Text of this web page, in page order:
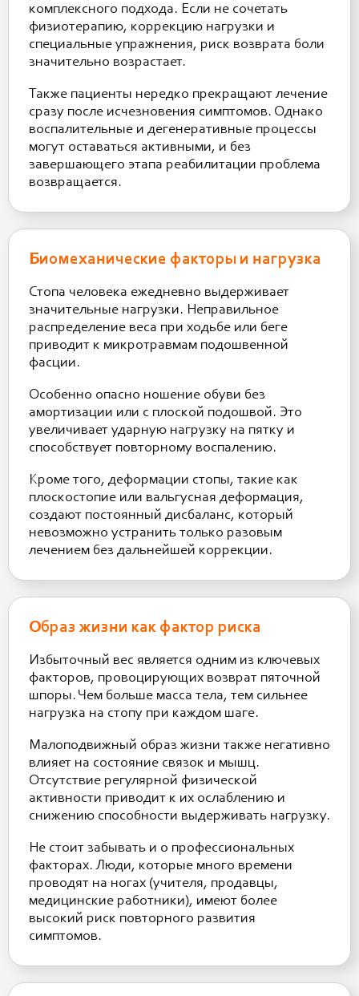
комплексного подхода. Если не сочетать
физиотерапию, коррекцию нагрузки и
специальные упражнения, риск возврата боли
значительно возрастает.
Также пациенты нередко прекращают лечение
сразу после исчезновения симптомов. Однако
воспалительные и дегенеративные процессы
могут оставаться активными, и без
завершающего этапа реабилитации проблема
возвращается.
Биомеханические факторы и нагрузка
Стопа человека ежедневно выдерживает
значительные нагрузки. Неправильное
распределение веса при ходьбе или беге
приводит к микротравмам подошвенной
фасции.
Особенно опасно ношение обуви без
амортизации или с плоской подошвой. Это
увеличивает ударную нагрузку на пятку и
способствует повторному воспалению.
Кроме того, деформации стопы, такие как
плоскостопие или вальгусная деформация,
создают постоянный дисбаланс, который
невозможно устранить только разовым
лечением без дальнейшей коррекции.
Образ жизни как фактор риска
Избыточный вес является одним из ключевых
факторов, провоцирующих возврат пяточной
шпоры. Чем больше масса тела, тем сильнее
нагрузка на стопу при каждом шаге.
Малоподвижный образ жизни также негативно
влияет на состояние связок и мышц.
Отсутствие регулярной физической
активности приводит к их ослаблению и
снижению способности выдерживать нагрузку.
Не стоит забывать и о профессиональных
факторах. Люди, которые много времени
проводят на ногах (учителя, продавцы,
медицинские работники), имеют более
высокий риск повторного развития
симптомов.